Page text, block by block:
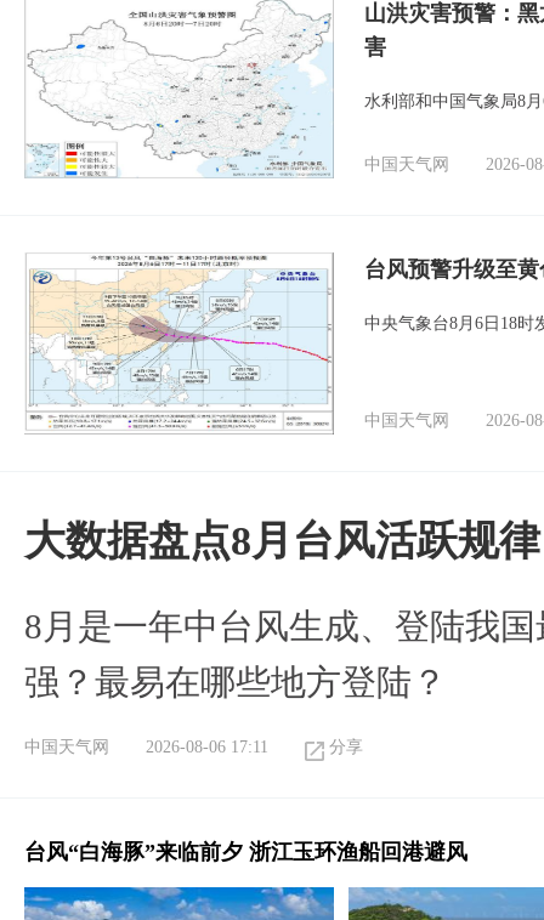
山洪灾害预警：
害
水利部和中国气象局8
中国天气网 2026-
台风预警升级至
中央气象台8月6日18时
中国天气网 2026-
大数据盘点8月台风活跃规律
8月是一年中台风生成、登陆我
强？最易在哪些地方登陆？
中国天气网 2026-08-06 17:11 分享
台风“白海豚”来临前夕 浙江玉环渔船回港避风